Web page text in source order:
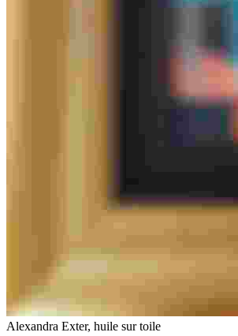
Alexandra Exter, huile sur toile